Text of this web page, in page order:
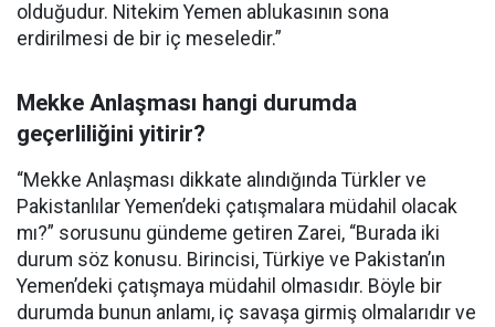
olduğudur. Nitekim Yemen ablukasının sona
erdirilmesi de bir iç meseledir.”
Mekke Anlaşması hangi durumda
geçerliliğini yitirir?
“Mekke Anlaşması dikkate alındığında Türkler ve
Pakistanlılar Yemen’deki çatışmalara müdahil olacak
mı?” sorusunu gündeme getiren Zarei, “Burada iki
durum söz konusu. Birincisi, Türkiye ve Pakistan’ın
Yemen’deki çatışmaya müdahil olmasıdır. Böyle bir
durumda bunun anlamı, iç savaşa girmiş olmalarıdır ve